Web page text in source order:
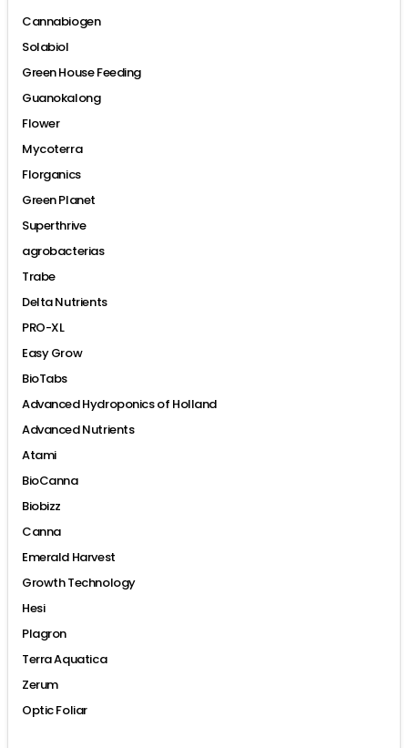
Cannabiogen
Solabiol
Green House Feeding
Guanokalong
Flower
Mycoterra
Florganics
Green Planet
Superthrive
agrobacterias
Trabe
Delta Nutrients
PRO-XL
Easy Grow
BioTabs
Advanced Hydroponics of Holland
Advanced Nutrients
Atami
BioCanna
Biobizz
Canna
Emerald Harvest
Growth Technology
Hesi
Plagron
Terra Aquatica
Zerum
Optic Foliar